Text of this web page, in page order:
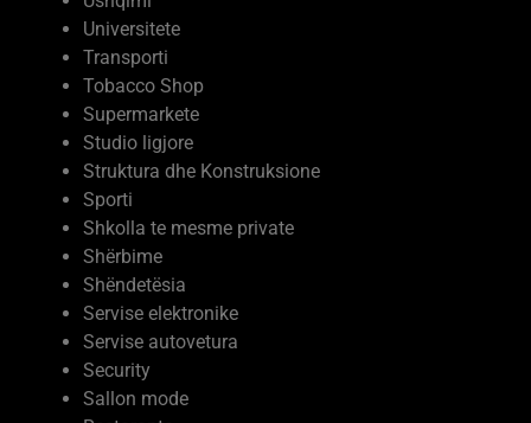
Zyre kontabiliteti
Vegla dhe instrumenta
Ushqimi
Universitete
Transporti
Tobacco Shop
Supermarkete
Studio ligjore
Struktura dhe Konstruksione
Sporti
Shkolla te mesme private
Shërbime
Shëndetësia
Servise elektronike
Servise autovetura